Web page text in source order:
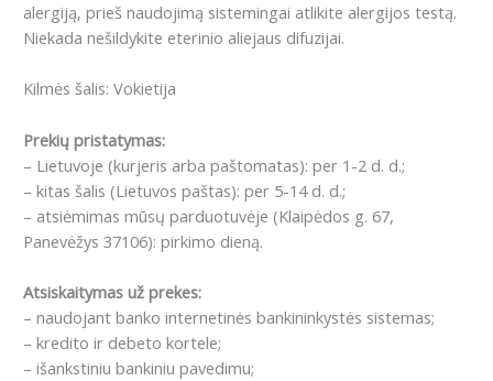
alergiją, prieš naudojimą sistemingai atlikite alergijos testą.
Niekada nešildykite eterinio aliejaus difuzijai.
Kilmės šalis: Vokietija
Prekių pristatymas:
– Lietuvoje (kurjeris arba paštomatas): per 1-2 d. d.;
– kitas šalis (Lietuvos paštas): per 5-14 d. d.;
– atsiėmimas mūsų parduotuvėje (Klaipėdos g. 67,
Panevėžys 37106): pirkimo dieną.
Atsiskaitymas už prekes:
– naudojant banko internetinės bankininkystės sistemas;
– kredito ir debeto kortele;
– išankstiniu bankiniu pavedimu;